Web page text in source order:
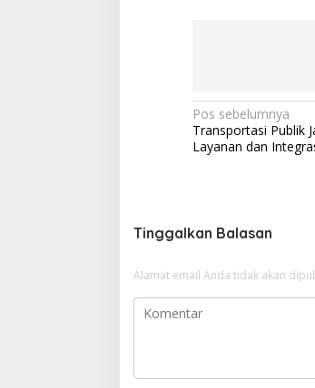
N
a
a
s
i
p
s
Pos sebelumnya
Transportasi Publik
Layanan dan
Tinggalkan Balasan
Alamat email Anda tidak akan